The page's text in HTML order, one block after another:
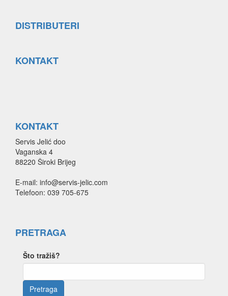
DISTRIBUTERI
KONTAKT
KONTAKT
Servis Jelić doo
Vaganska 4
88220 Široki Brijeg
E-mail: info@servis-jelic.com
Telefoon: 039 705-675
PRETRAGA
Što tražiš?